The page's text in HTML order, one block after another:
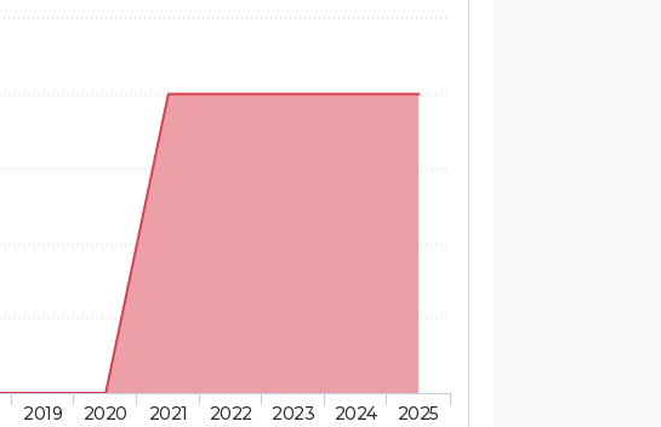
2019 2020 2021 2022 2023 2024 2025